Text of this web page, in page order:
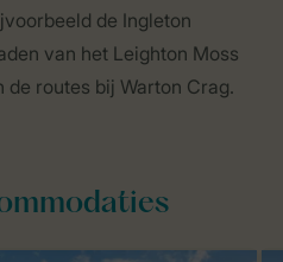
de Ingleton
van het Leighton Moss
de routes bij Warton Crag.